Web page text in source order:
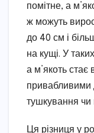
помітне, а
ж можуть
до 40 см і
на кущі. У
а м’якоть
привабливими
тушкування чи
Ця різниця у